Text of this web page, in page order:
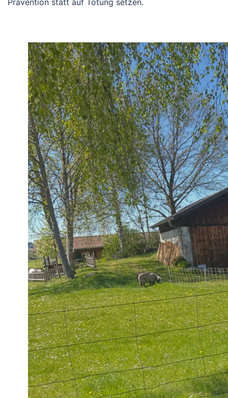
Prävention statt auf Tötung setzen.